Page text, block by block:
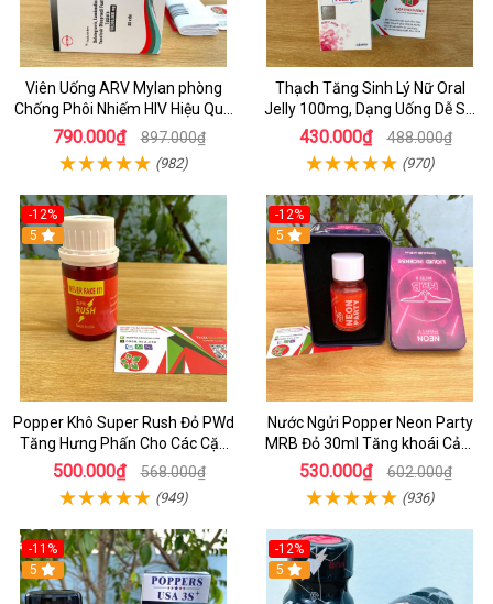
Viên Uống ARV Mylan phòng
Chống Phôi Nhiếm HIV Hiệu Quả
- Hộp 30 viên
790.000₫ 897.000₫
(982)
Thạch Tăng Sinh Lý Nữ Oral
Jelly 100mg, Dạng Uống Dễ Sử
Dụng Hộp 7 Gói
430.000₫ 488.000₫
(970)
-12%
5
Popper Khô Super Rush Đỏ PWd
Tăng Hưng Phấn Cho Các Cặp
Đôi
500.000₫ 568.000₫
(949)
-12%
5
Nước Ngửi Popper Neon Party
MRB Đỏ 30ml Tăng khoái Cảm
Mạnh Hộp THiếc
530.000₫ 602.000₫
(936)
-11%
5
-12%
5